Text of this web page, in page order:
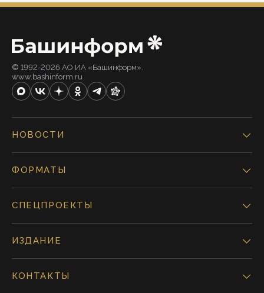
© 1992-2026 АО ИА «Башинформ».
www.bashinform.ru
НОВОСТИ
ФОРМАТЫ
СПЕЦПРОЕКТЫ
ИЗДАНИЕ
КОНТАКТЫ